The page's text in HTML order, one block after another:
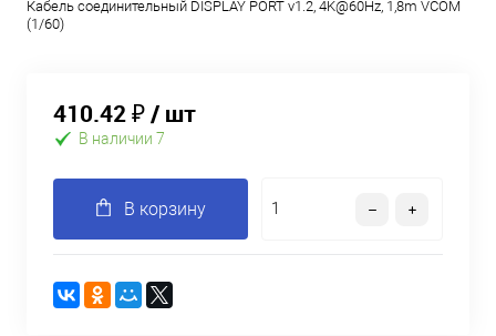
Кабель соединительный DISPLAY PORT v1.2, 4K@60Hz, 1,8m VCOM
(1/60)
410.42 ₽/ шт
В наличии 7
В корзину